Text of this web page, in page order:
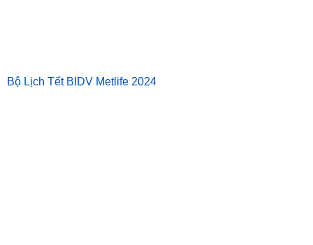
Bộ Lịch Tết BIDV Metlife 2024